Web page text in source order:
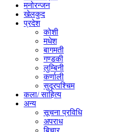
मनोरन्जन
खेलकुद
प्रदेश
कोशी
मधेश
बागमती
गण्डकी
लुम्बिनी
कर्णाली
सुदूरपश्चिम
कला/ साहित्य
अन्य
सूचना प्रविधि
अपराध
बिचार